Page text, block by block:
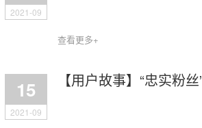
2021-09
查看更多+
15
2021-09
【用户故事】“忠实